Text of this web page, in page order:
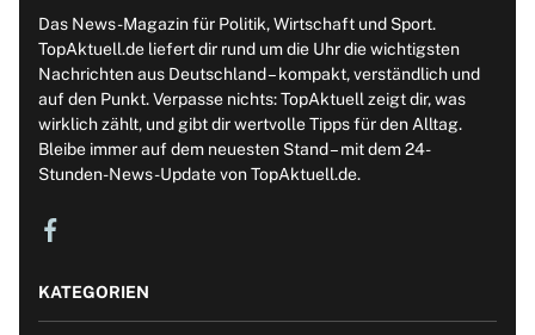
Das News-Magazin für Politik, Wirtschaft und Sport.
TopAktuell.de liefert dir rund um die Uhr die wichtigsten
Nachrichten aus Deutschland – kompakt, verständlich und
auf den Punkt. Verpasse nichts: TopAktuell zeigt dir, was
wirklich zählt, und gibt dir wertvolle Tipps für den Alltag.
Bleibe immer auf dem neuesten Stand – mit dem 24-
Stunden-News-Update von TopAktuell.de.
KATEGORIEN